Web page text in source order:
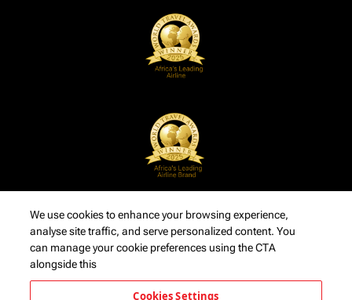
We use cookies to enhance your browsing experience,
analyse site traffic, and serve personalized content. You
can manage your cookie preferences using the CTA
alongside this
Cookies Settings